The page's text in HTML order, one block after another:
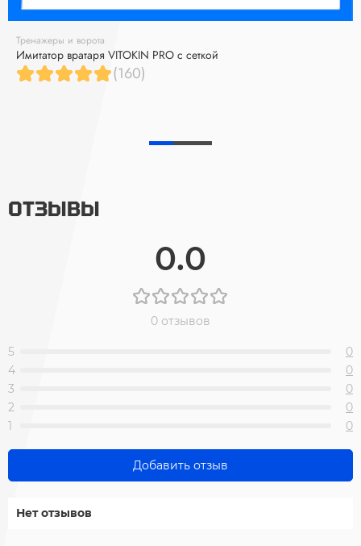
Тренажеры и ворота
Имитатор вратаря VITOKIN PRO с сеткой
(160)
ОТЗЫВЫ
0.0
0 отзывов
5
0
4
0
3
0
2
0
1
0
Добавить отзыв
Нет отзывов